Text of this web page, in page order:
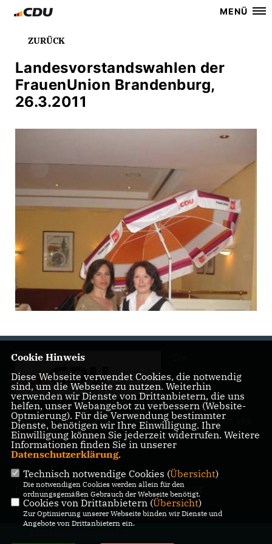
MENÜ
ZURÜCK
Landesvorstandswahlen der
FrauenUnion Brandenburg,
26.3.2011
Landtagsabgeordnete Barbara Richstein präsentiert sich und
ihre politischen Ziele.
IMPRESSUM DATENSCHUTZ KONTAKT
Cookie Hinweis
Diese Webseite verwendet Cookies, die notwendig
sind, um die Webseite zu nutzen. Weiterhin
verwenden wir Dienste von Drittanbietern, die uns
helfen, unser Webangebot zu verbessern (Website-
Optmierung). Für die Verwendung bestimmter
Dienste, benötigen wir Ihre Einwilligung. Ihre
Einwilligung können Sie jederzeit widerrufen. Weitere
Informationen finden Sie in unserer
Datenschutzerklärung.
Technisch notwendige Cookies (Übersicht)
Die notwendigen Cookies werden allein für den
ordnungsgemäßen Gebrauch der Webseite benötigt.
Cookies von Drittanbietern (Übersicht)
Zur Optimierung unserer Webseite binden wir Dienste und
Angebote von Drittanbietern ein.